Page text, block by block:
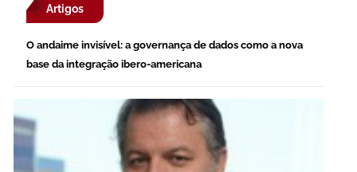
Artigos
O andaime invisível: a governança de dados como a nova
base da integração ibero-americana